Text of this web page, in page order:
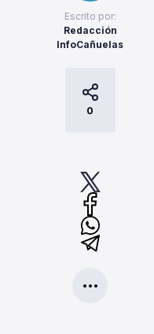
Escrito por:
Redacción
InfoCañuelas
0